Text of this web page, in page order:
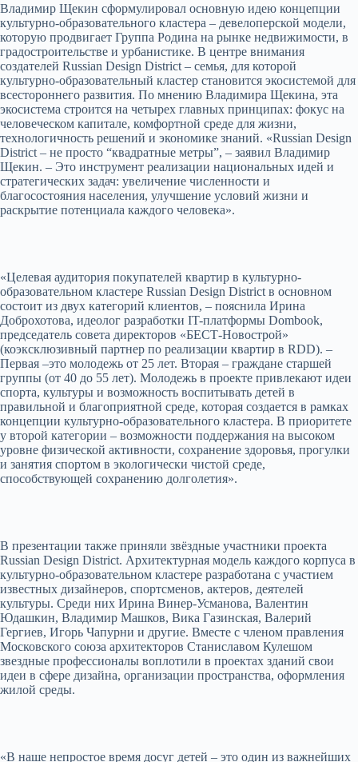
Владимир Щекин сформулировал основную идею концепции
культурно-образовательного кластера – девелоперской модели,
которую продвигает Группа Родина на рынке недвижимости, в
градостроительстве и урбанистике. В центре внимания
создателей Russian Design District – семья, для которой
культурно-образовательный кластер становится экосистемой для
всестороннего развития. По мнению Владимира Щекина, эта
экосистема строится на четырех главных принципах: фокус на
человеческом капитале, комфортной среде для жизни,
технологичность решений и экономике знаний. «Russian Design
District – не просто “квадратные метры”, – заявил Владимир
Щекин. – Это инструмент реализации национальных идей и
стратегических задач: увеличение численности и
благосостояния населения, улучшение условий жизни и
раскрытие потенциала каждого человека».
«Целевая аудитория покупателей квартир в культурно-
образовательном кластере Russian Design District в основном
состоит из двух категорий клиентов, – пояснила Ирина
Доброхотова, идеолог разработки IT-платформы Dombook,
председатель совета директоров «БЕСТ-Новострой»
(коэксклюзивный партнер по реализации квартир в RDD). –
Первая –это молодежь от 25 лет. Вторая – граждане старшей
группы (от 40 до 55 лет). Молодежь в проекте привлекают идеи
спорта, культуры и возможность воспитывать детей в
правильной и благоприятной среде, которая создается в рамках
концепции культурно-образовательного кластера. В приоритете
у второй категории – возможности поддержания на высоком
уровне физической активности, сохранение здоровья, прогулки
и занятия спортом в экологически чистой среде,
способствующей сохранению долголетия».
В презентации также приняли звёздные участники проекта
Russian Design District. Архитектурная модель каждого корпуса в
культурно-образовательном кластере разработана с участием
известных дизайнеров, спортсменов, актеров, деятелей
культуры. Среди них Ирина Винер-Усманова, Валентин
Юдашкин, Владимир Машков, Вика Газинская, Валерий
Гергиев, Игорь Чапурни и другие. Вместе с членом правления
Московского союза архитекторов Станиславом Кулешом
звездные профессионалы воплотили в проектах зданий свои
идеи в сфере дизайна, организации пространства, оформления
жилой среды.
«В наше непростое время досуг детей – это один из важнейших